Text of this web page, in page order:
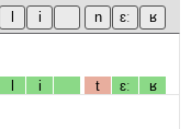
l i t ɛː ʁ